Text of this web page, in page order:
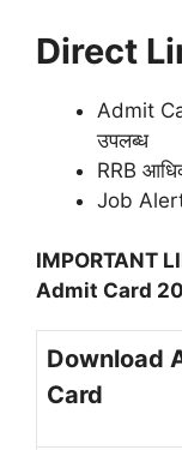
Direct
Admit
उपलब्ध
RRB
Job
IMPORTANT
Admit Card
Download
Card